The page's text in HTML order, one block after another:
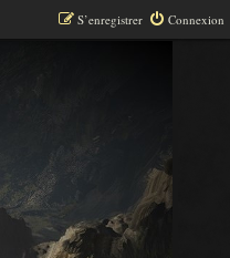
Connexion
S’enregistrer